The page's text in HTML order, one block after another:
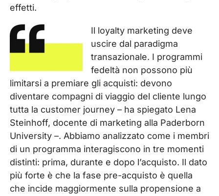
effetti.
Il loyalty marketing deve
uscire dal paradigma
transazionale. I programmi
fedeltà non possono più
limitarsi a premiare gli acquisti: devono
diventare compagni di viaggio del cliente lungo
tutta la customer journey – ha spiegato Lena
Steinhoff, docente di marketing alla Paderborn
University –. Abbiamo analizzato come i membri
di un programma interagiscono in tre momenti
distinti: prima, durante e dopo l’acquisto. Il dato
più forte è che la fase pre-acquisto è quella
che incide maggiormente sulla propensione a